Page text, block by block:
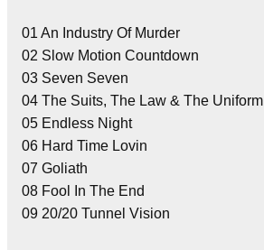
01 An Industry Of Murder
02 Slow Motion Countdown
03 Seven Seven
04 The Suits, The Law & The Uniform
05 Endless Night
06 Hard Time Lovin
07 Goliath
08 Fool In The End
09 20/20 Tunnel Vision